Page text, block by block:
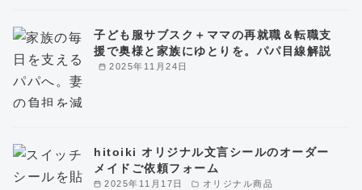
2025年11月24日
子ども服サブスク＋ママの再就職＆転職支
援で奥様と家族にゆとりを。パパ目線解説
2025年11月17日 オリジナル商品
hitoiki オリジナル文言シールのオーダー
メイドご依頼フォーム